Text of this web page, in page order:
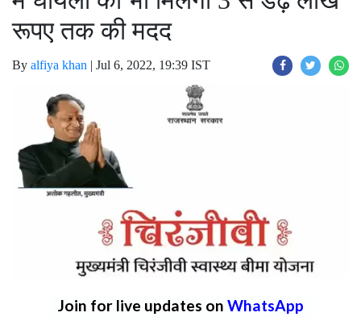
रूपए तक की मदद
By alfiya khan | Jul 6, 2022, 19:39 IST
Join for live updates on WhatsApp